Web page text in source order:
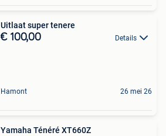
Uitlaat super tenere
€ 100,00 Details
Hamont 26 mei 26
Yamaha Ténéré XT660Z